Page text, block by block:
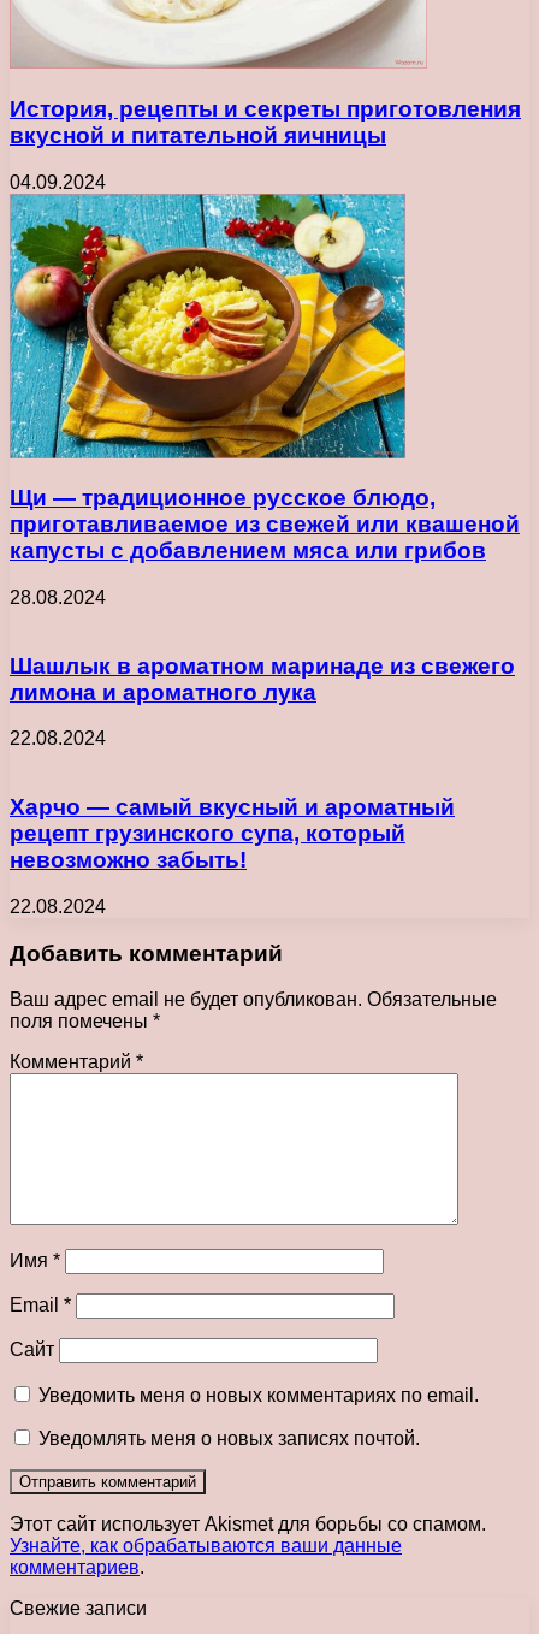
История, рецепты и секреты приготовления
вкусной и питательной яичницы
04.09.2024
Щи — традиционное русское блюдо,
приготавливаемое из свежей или квашеной
капусты с добавлением мяса или грибов
28.08.2024
Шашлык в ароматном маринаде из свежего
лимона и ароматного лука
22.08.2024
Харчо — самый вкусный и ароматный
рецепт грузинского супа, который
невозможно забыть!
22.08.2024
Добавить комментарий
Ваш адрес email не будет опубликован. Обязательные
поля помечены *
Комментарий *
Имя *
Email *
Сайт
Уведомить меня о новых комментариях по email.
Уведомлять меня о новых записях почтой.
Этот сайт использует Akismet для борьбы со спамом.
Узнайте, как обрабатываются ваши данные
комментариев.
Свежие записи